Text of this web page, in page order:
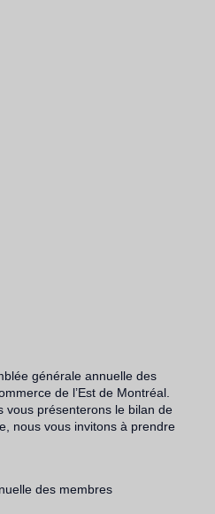
générale annuelle des
de l’Est de Montréal.
vous présenterons le bilan de
nous vous invitons à prendre
des membres